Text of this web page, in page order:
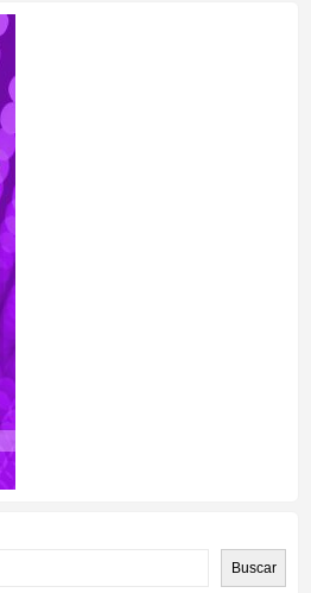
Buscar